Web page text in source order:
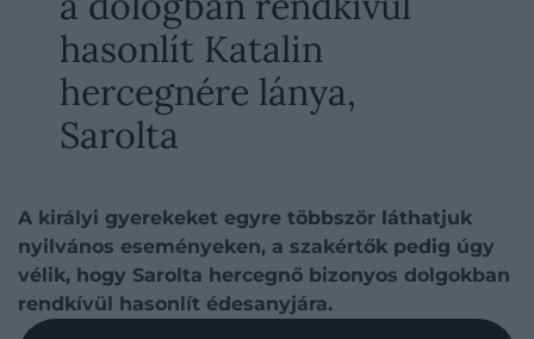
hasonlít Katalin
hercegnére lánya,
Sarolta
A királyi gyerekeket egyre többször láthatjuk
nyilvános eseményeken, a szakértők pedig úgy
vélik, hogy Sarolta hercegnő bizonyos dolgokban
rendkívül hasonlít édesanyjára.